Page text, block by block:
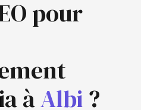
pour
àAlbi ?